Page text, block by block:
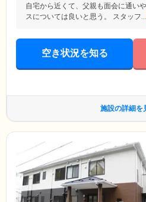
自宅から近くて、父親も面会に通い
スについては良いと思う。 スタッフ...
空き状況を知る
施設の詳細を